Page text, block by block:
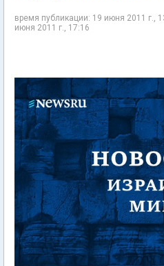
время публикации: 19 июня 2011 г.,
июня 2011 г., 17:16